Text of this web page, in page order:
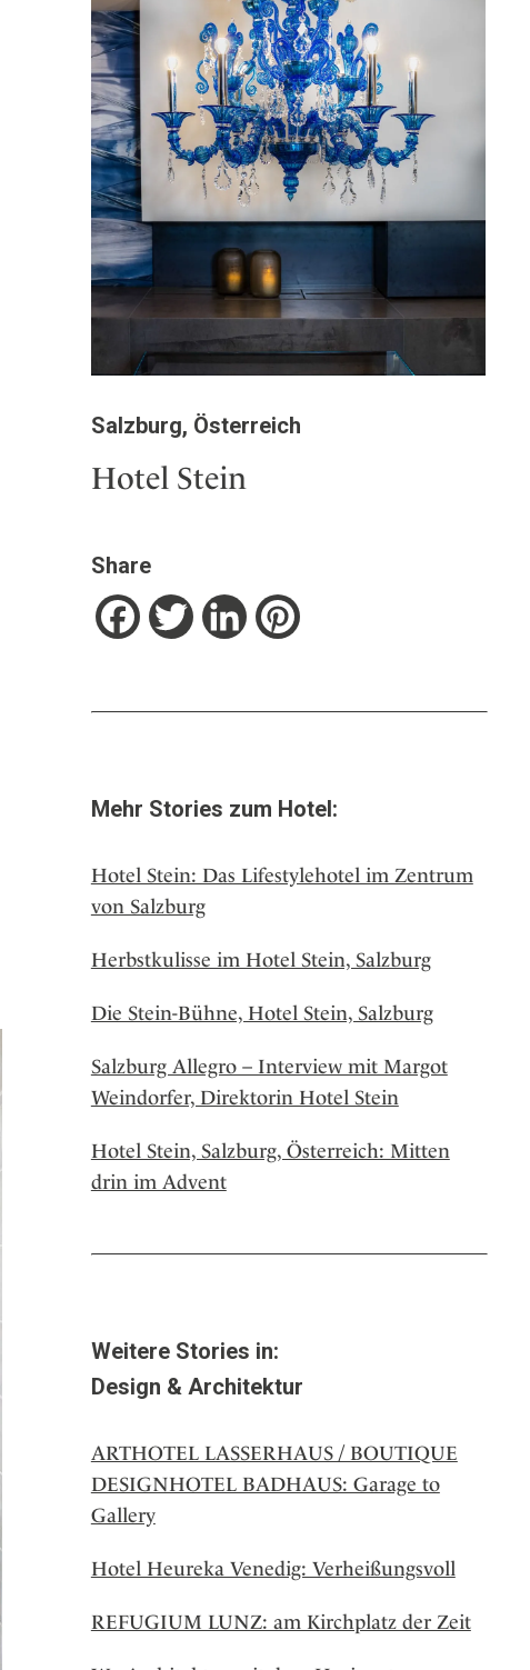
Salzburg, Österreich
Hotel Stein
Share
FacebookTwitterLinkedInPinterest
Mehr Stories zum Hotel:
Hotel Stein: Das Lifestylehotel im Zentrum
von Salzburg
Herbstkulisse im Hotel Stein, Salzburg
Die Stein-Bühne, Hotel Stein, Salzburg
Salzburg Allegro – Interview mit Margot
Weindorfer, Direktorin Hotel Stein
Hotel Stein, Salzburg, Österreich: Mitten
drin im Advent
Weitere Stories in:
Design & Architektur
ARTHOTEL LASSERHAUS / BOUTIQUE
DESIGNHOTEL BADHAUS: Garage to
Gallery
Hotel Heureka Venedig: Verheißungsvoll
REFUGIUM LUNZ: am Kirchplatz der Zeit